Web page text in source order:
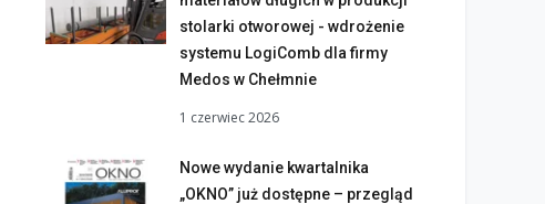
stolarki otworowej - wdrożenie
systemu LogiComb dla firmy
Medos w Chełmnie
1 czerwiec 2026
Nowe wydanie kwartalnika
„OKNO” już dostępne – przegląd